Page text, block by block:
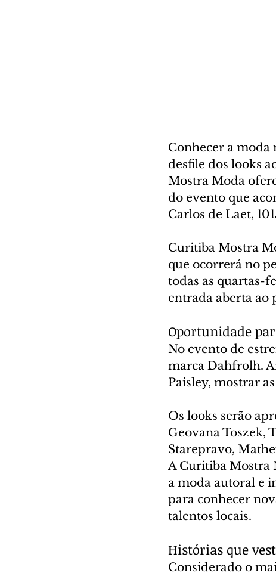
Conhecer a
desfile dos looks
Mostra Moda
do evento que
Carlos de Laet,
Curitiba Mostra
que ocorrerá no
todas as quartas-
entrada aberta ao
Oportunidade
No evento de
marca Dahfrolh.
Paisley, mostrar
Os looks serão
Geovana Toszek,
Starepravo,
A Curitiba Mostra
a moda autoral e
para conhecer
talentos locais.
Histórias que
Considerado o